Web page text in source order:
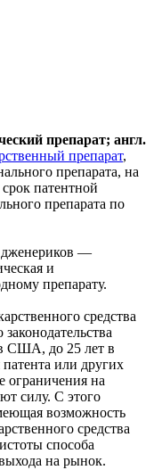
препарат; англ.
препарат,
препарата, на
патентной
препарата по
дженериков —
и
препарату.
средства
США, до 25 лет в
или других
ограничения на
силу. С этого
возможность
средства
способа
на рынок.